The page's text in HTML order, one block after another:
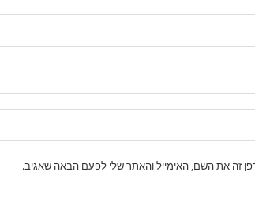
זה את השם, האימייל והאתר שלי לפעם הבאה שאגיב.